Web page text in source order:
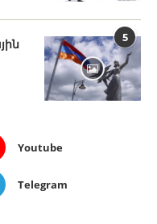
5
Youtube
Telegram